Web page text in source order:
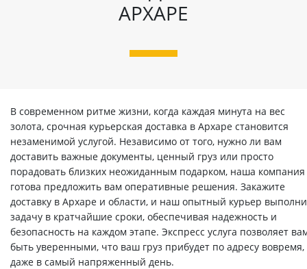
АРХАРЕ
В современном ритме жизни, когда каждая минута на вес
золота, срочная курьерская доставка в Архаре становится
незаменимой услугой. Независимо от того, нужно ли вам
доставить важные документы, ценный груз или просто
порадовать близких неожиданным подарком, наша компания
готова предложить вам оперативные решения. Закажите
доставку в Архаре и области, и наш опытный курьер
задачу в кратчайшие сроки, обеспечивая надежность и
безопасность на каждом этапе. Экспресс услуга позволяет
быть уверенными, что ваш груз прибудет по адресу вовремя,
даже в самый напряженный день.